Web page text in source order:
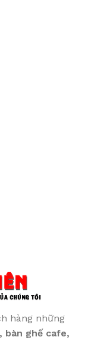
hàng những
, bàn ghế cafe,